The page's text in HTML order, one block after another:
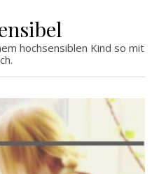
hochsensiblen Kind so mit